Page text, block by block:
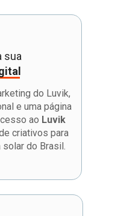
do Luvik,
e uma página
ao Luvik
criativos para
do Brasil.